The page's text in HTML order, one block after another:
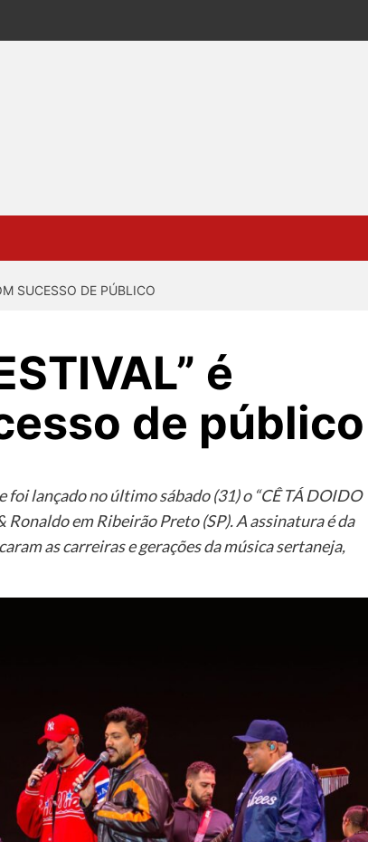
SUCESSO DE PÚBLICO
é
de público
lançado no último sábado (31) o “CÊ TÁ DOIDO
em Ribeirão Preto (SP). A assinatura é da
as carreiras e gerações da música sertaneja,